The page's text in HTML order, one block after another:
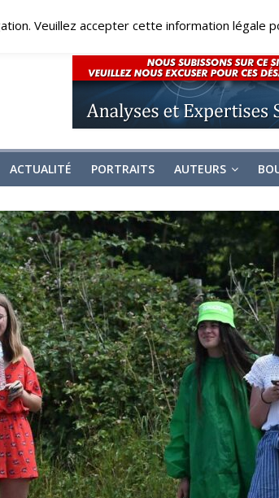
ACTUALITÉ PORTRAITS AUTEURS
Veuillez accepter cette information légale